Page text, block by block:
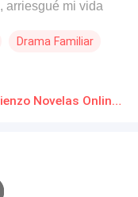
arriesgué mi vida
con una bonita
a mi Mateito
sería si tú
que
Drama Familiar
La Madre Renegada y el Nuevo Comienzo Novelas Online Descarga gratuita de PDF